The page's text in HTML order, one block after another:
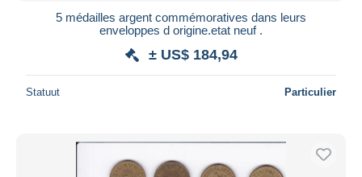
5 médailles argent commémoratives dans leurs
enveloppes d origine.etat neuf .
± US$ 184,94
Statuut Particulier